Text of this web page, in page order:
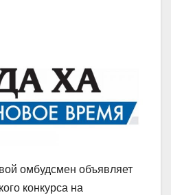
омбудсмен объявляет
конкурса на